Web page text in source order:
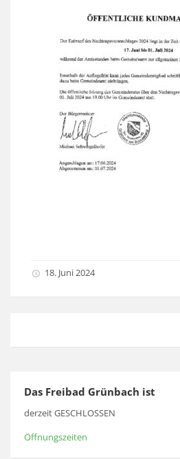
18. Juni 2024
Das Freibad Grünbach ist
derzeit GESCHLOSSEN
Öffnungszeiten